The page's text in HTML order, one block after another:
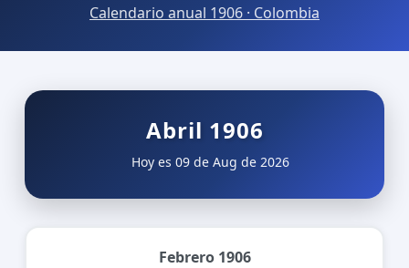
Calendario anual 1906 · Colombia
Abril 1906
Hoy es 09 de Aug de 2026
Febrero 1906